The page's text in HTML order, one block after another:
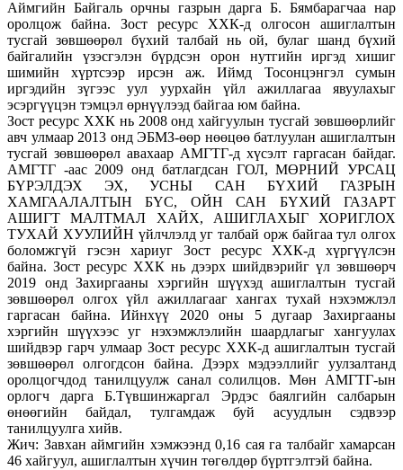
Аймгийн Байгаль орчны газрын дарга Б. Бямбарагчаа нар
оролцож байна. Зост ресурс ХХК-д олгосон ашиглалтын
тусгай зөвшөөрөл бүхий талбай нь ой, булаг шанд бүхий
байгалийн үзэсгэлэн бүрдсэн орон нутгийн иргэд хишиг
шимийн хүртсээр ирсэн аж. Иймд Тосонцэнгэл сумын
иргэдийн зүгээс уул уурхайн үйл ажиллагаа явуулахыг
эсэргүүцэн тэмцэл өрнүүлээд байгаа юм байна.
Зост ресурс ХХК нь 2008 онд хайгуулын тусгай зөвшөөрлийг
авч улмаар 2013 онд ЭБМЗ-өөр нөөцөө батлуулан ашиглалтын
тусгай зөвшөөрөл авахаар АМГТГ-д хүсэлт гаргасан байдаг.
АМГТГ -аас 2009 онд батлагдсан ГОЛ, МӨРНИЙ УРСАЦ
БҮРЭЛДЭХ ЭХ, УСНЫ САН БҮХИЙ ГАЗРЫН
ХАМГААЛАЛТЫН БҮС, ОЙН САН БҮХИЙ ГАЗАРТ
АШИГТ МАЛТМАЛ ХАЙХ, АШИГЛАХЫГ ХОРИГЛОХ
ТУХАЙ ХУУЛИЙН үйлчлэлд уг талбай орж байгаа тул олгох
боломжгүй гэсэн хариуг Зост ресурс ХХК-д хүргүүлсэн
байна. Зост ресурс ХХК нь дээрх шийдвэрийг үл зөвшөөрч
2019 онд Захиргааны хэргийн шүүхэд ашиглалтын тусгай
зөвшөөрөл олгох үйл ажиллагааг хангах тухай нэхэмжлэл
гаргасан байна. Ийнхүү 2020 оны 5 дугаар Захиргааны
хэргийн шүүхээс уг нэхэмжлэлийн шаардлагыг хангуулах
шийдвэр гарч улмаар Зост ресурс ХХК-д ашиглалтын тусгай
зөвшөөрөл олгогдсон байна. Дээрх мэдээллийг уулзалтанд
оролцогчдод танилцуулж санал солилцов. Мөн АМГТГ-ын
орлогч дарга Б.Түвшинжаргал Эрдэс баялгийн салбарын
өнөөгийн байдал, тулгамдаж буй асуудлын сэдвээр
танилцуулга хийв.
Жич: Завхан аймгийн хэмжээнд 0,16 сая га талбайг хамарсан
46 хайгуул, ашиглалтын хүчин төгөлдөр бүртгэлтэй байна.